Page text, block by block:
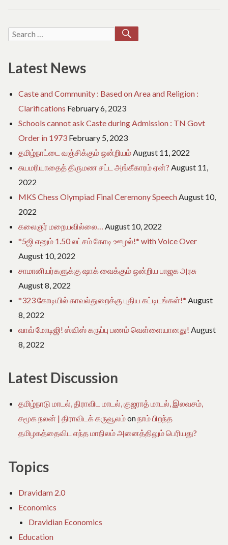
Search
Latest News
Caste and Community : Based on Area and Religion :
Clarifications February 6, 2023
Schools cannot ask Caste during Admission : TN Govt
Order in 1973 February 5, 2023
தமிழ்நாட்டை வஞ்சிக்கும் ஒன்றியம் August 11, 2022
சுயமரியாதைத் திருமண சட்ட அங்கீகாரம் ஏன்? August 11,
2022
MKS Chess Olympiad Final Ceremony Speech August 10,
2022
கலைஞர் மறையவில்லை…
August 10, 2022
*5ஜி எனும் 1.50 லட்சம் கோடி ஊழல்!* with Voice Over
August 10, 2022
சாமானியர்களுக்கு ஷாக் வைக்கும் ஒன்றிய பாஜக அரசு
August 8, 2022
*323 கோடியில் காவல்துறைக்கு புதிய கட்டிடங்கள்!* August
8, 2022
வாவ் மோடிஜி! ஸ்விஸ் கருப்பு பணம் வெள்ளையானது! August
8, 2022
Latest Discussion
தமிழ்நாடு மாடல், திராவிட மாடல், குஜராத் மாடல், இலவசம்,
சமூக நலன் | திராவிடக் கருவூலம்onநாம் பிறந்த
தமிழகத்தைவிட எந்த மாநிலம் அனைத்திலும் பெரியது?
Topics
Dravidam 2.0
Economics
Dravidian Economics
Education